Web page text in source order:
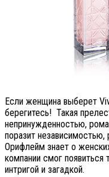
Если женщина выберет
берегитесь! Такая
непринужденностью,
поразит
Орифлейм знает о
компании смог
интригой и загадкой.